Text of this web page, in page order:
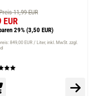
eines Kommentars
11,99 EUR
EUR
29% (3,50 EUR)
849,00 EUR / Liter inkl. MwSt. zzgl.